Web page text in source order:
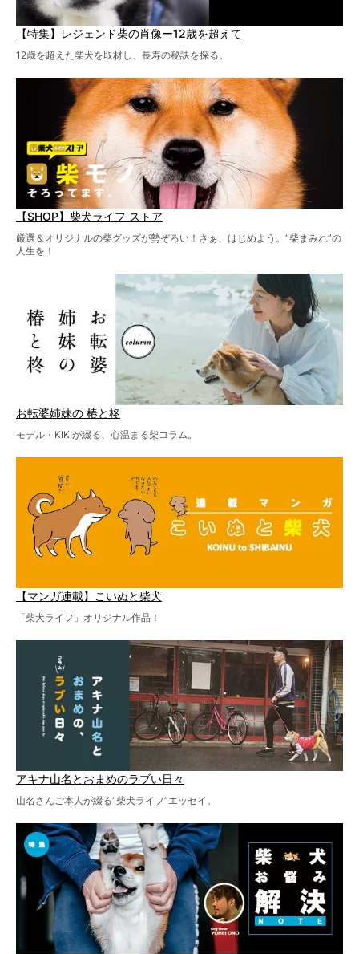
【特集】レジェンド柴の肖像ー12歳を超えて
12歳を超えた柴犬を取材し、長寿の秘訣を探る。
【SHOP】柴犬ライフ ストア
厳選＆オリジナルの柴グッズが勢ぞろい！さぁ、はじめよう。“柴まみれ”の
人生を！
お転婆姉妹の 椿と柊
モデル・KIKIが綴る、心温まる柴コラム。
【マンガ連載】こいぬと柴犬
「柴犬ライフ」オリジナル作品！
アキナ山名とおまめのラブい日々
山名さんご本人が綴る“柴犬ライフ”エッセイ。